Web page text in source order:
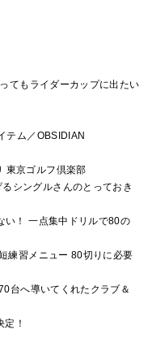
てもライダーカップに出たい
テム／OBSIDIAN
東京ゴルフ倶楽部
シングルさんのとっておき
！ 一点集中ドリルで80の
習メニュー 80切りに必要
台へ導いてくれたクラブ＆
！